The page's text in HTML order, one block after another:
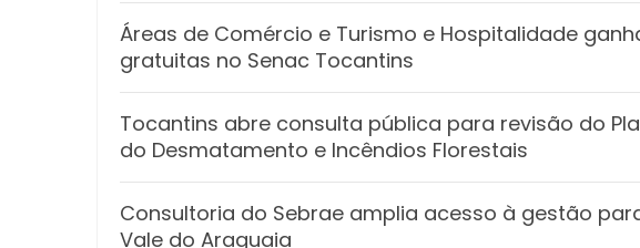
Áreas de Comércio e Turismo e Hospitalidade
gratuitas no Senac Tocantins
Tocantins abre consulta pública para revisão do
do Desmatamento e Incêndios Florestais
Consultoria do Sebrae amplia acesso à gestão
Vale do Araguaia